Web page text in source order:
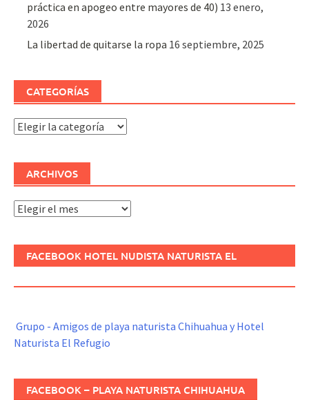
práctica en apogeo entre mayores de 40) 13 enero,
2026
La libertad de quitarse la ropa 16 septiembre, 2025
CATEGORÍAS
Categorías
ARCHIVOS
Archivos
FACEBOOK HOTEL NUDISTA NATURISTA EL
Grupo - Amigos de playa naturista Chihuahua y Hotel
Naturista El Refugio
FACEBOOK – PLAYA NATURISTA CHIHUAHUA